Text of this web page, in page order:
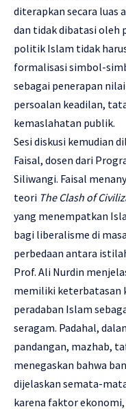
diterapkan secara luas
dan tidak dibatasi oleh
politik Islam tidak
formalisasi simbol-
sebagai penerapan
persoalan keadilan,
kemaslahatan publik.
Sesi diskusi kemudian
Faisal, dosen dari
Siliwangi. Faisal
teori The Clash of
yang menempatkan
bagi liberalisme di
perbedaan antara
Prof. Ali Nurdin
memiliki keterbatasan
peradaban Islam
seragam. Padahal,
pandangan, mazhab,
menegaskan bahwa
dijelaskan semata-
karena faktor